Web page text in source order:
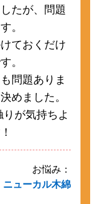
たが、問題
。
ておくだけ
。
問題ありま
めました。
りが気持ちよ
お悩み：
ニューカル木綿